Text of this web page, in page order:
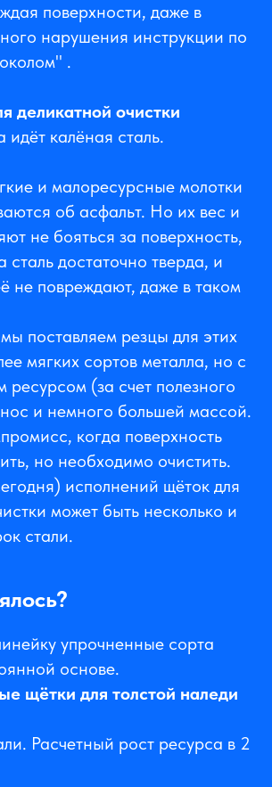
поверхности, даже в
нарушения инструкции по
.
деликатной очистки
идёт калёная сталь.
и малоресурсные молотки
об асфальт. Но их вес и
не бояться за поверхность,
сталь достаточно тверда, и
не повреждают, даже в таком
поставляем резцы для этих
мягких сортов металла, но с
ресурсом (за счет полезного
и немного большей массой.
когда поверхность
но необходимо очистить.
исполнений щёток для
может быть несколько и
стали.
упрочненные сорта
основе.
щётки для толстой наледи
Расчетный рост ресурса в 2